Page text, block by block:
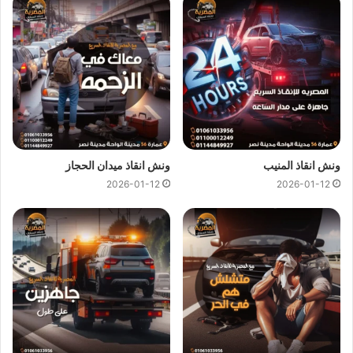
كل هذا باقل سعر كما نقدم عروض وخصومات تصل الي خصم 50%
علي جميع خدماتانقاذ السيارات
ونش انقاذ المصريةلدينا دائماونش انقاذ في الزعفرانةلسحب و
انقاذ سيارتك ونقلك الي اقرب مركز صيانة او توكيل سيارات ، اتصل
بنا الان ولا تترددونش انقاذالمصرية هوارخص ونش انقاذ في
الزعفرانةاتصل بنا عليرقم ونش انقاذ الزعفرانة 01144849927
او01017439322
01094833093 ليصلكونش انقاذ سيارات
سريع و مجهز بأحدث المعدات واحدث وسائل الامان والراحة.
ونش انقاذ سيارات بالزعفرانة
من اهم اسباب نجاحونش المصرية لانقاذ السياراتهى خبرتنا
الكبيرة فيانقاذ السياراتو نقل السياراتفنحن نمتلك اسطول
كبير من اوناش انقاذ السيارات لكي نستطيع تقديم خدمات انقاذ
السيارات بجودة عالية و اقل سعر لكي نصبحافضل ونش انقاذ في
الزعفرانةوارخص ونش انقاذ في الزعفرانةو جميع المحافظات.
ونش انقاذ المنيب
2026-01-12
ونش انقاذ ميدان الحجاز
2026-01-12